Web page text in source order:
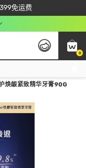
免运费
独家优惠即减$50
0
焕龈紧致精华牙膏90G